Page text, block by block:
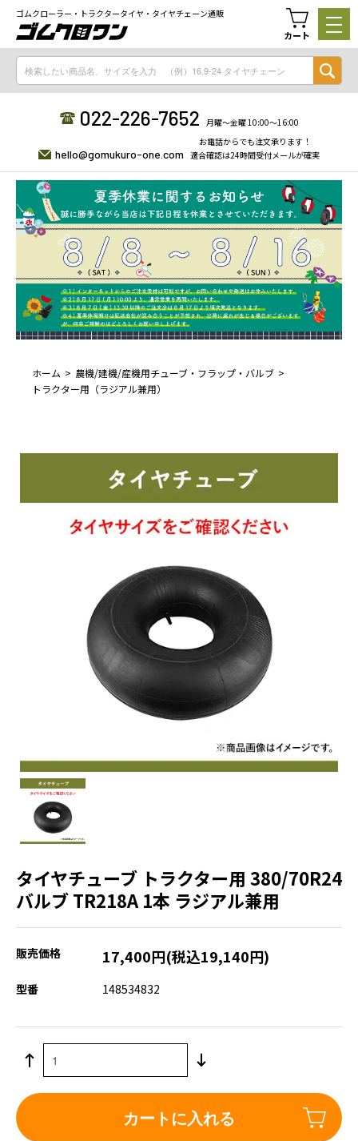
ゴムクローラー・トラクタータイヤ・タイヤチェーン通販
カート
022-226-7652 月曜〜金曜 10:00〜16:00
hello@gomukuro-one.com
お電話からでも注文承ります！
適合確認は24時間受付メールが確実
ホーム
農機/建機/産機用チューブ・フラップ・バルブ
トラクター用（ラジアル兼用）
タイヤチューブ トラクター用 380/70R24
バルブ TR218A 1本 ラジアル兼用
販売価格 17,400円(税込19,140円)
型番 148534832
カートに入れる